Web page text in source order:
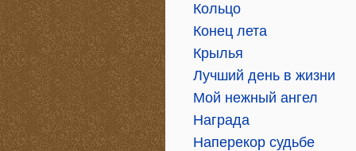
Кольцо
Конец лета
Крылья
Лучший день в жизни
Мой нежный ангел
Награда
Наперекор судьбе